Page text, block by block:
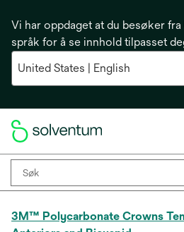
Vi har oppdaget at du besøker
språk for å se innhold tilpasset
3M™ Polycarbonate Crowns